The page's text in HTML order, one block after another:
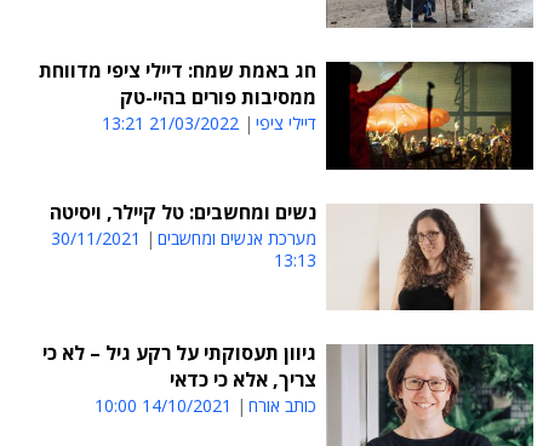
חג באמת שמח: דיילי ציפי מדווחת
ממסיבות פורים בהיי-טק
דיילי ציפי 21/03/2022 13:21
נשים ומחשבים: טל קיילר, ויסיטה
מערכת אנשים ומחשבים
30/11/2021
13:13
גיוון תעסוקתי על רקע גיל – לא כי
צריך, אלא כי כדאי
כותב אורח 14/10/2021 10:00